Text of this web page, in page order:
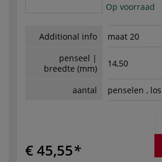
Op voorraad
Additional info
maat 20
penseel |
breedte (mm)
14,50
aantal penselen , los
€ 45,55